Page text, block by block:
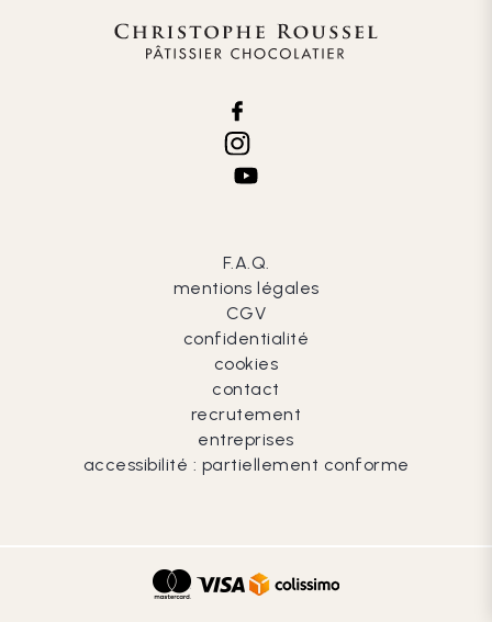
F.A.Q.
mentions légales
CGV
confidentialité
cookies
contact
recrutement
entreprises
accessibilité : partiellement conforme